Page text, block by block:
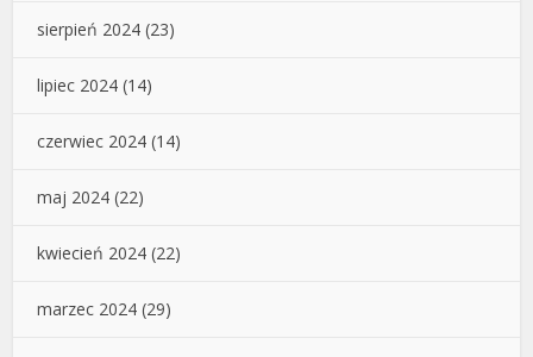
sierpień 2024 (23)
lipiec 2024 (14)
czerwiec 2024 (14)
maj 2024 (22)
kwiecień 2024 (22)
marzec 2024 (29)